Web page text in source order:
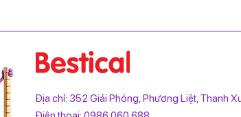
Địa chỉ: 352 Giải Phóng, Phương Liệt, Thanh